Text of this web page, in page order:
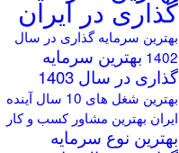
گذاری در ایران
بهترین سرمایه گذاری در سال
1402 بهترین سرمایه
گذاری در سال 1403
بهترین شغل های 10 سال آینده
ایران بهترین مشاور کسب و کار
بهترین نوع سرمایه